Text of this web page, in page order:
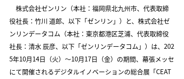
株式会社ゼンリン（本社：福岡県北九州市、代表取締
役社長：竹川 道郎、以下「ゼンリン」）と、株式会社ゼ
ンリンデータコム（本社：東京都港区芝浦、代表取締役
社長：清水 辰彦、以下「ゼンリンデータコム」）は、202
5年10月14日（火）～10月17日（金）の期間、幕張メッセ
にて開催されるデジタルイノベーションの総合展「CEAT